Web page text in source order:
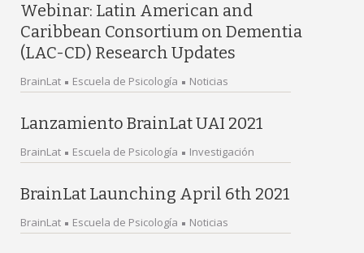
Webinar: Latin American and
Caribbean Consortium on Dementia
(LAC-CD) Research Updates
BrainLat Escuela de Psicología Noticias
Lanzamiento BrainLat UAI 2021
BrainLat Escuela de Psicología Investigación
BrainLat Launching April 6th 2021
BrainLat Escuela de Psicología Noticias